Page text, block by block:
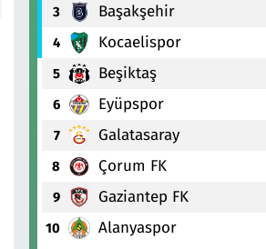
3 Başakşehir
4 Kocaelispor
5 Beşiktaş
6 Eyüpspor
7 Galatasaray
8 Çorum FK
9 Gaziantep FK
10 Alanyaspor